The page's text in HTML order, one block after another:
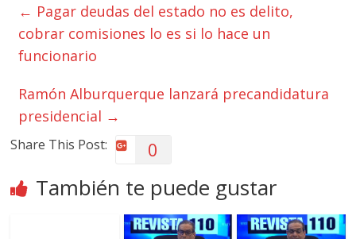
← Pagar deudas del estado no es delito,
cobrar comisiones lo es si lo hace un
funcionario
Ramón Alburquerque lanzará precandidatura
presidencial →
Share This Post: 0
También te puede gustar